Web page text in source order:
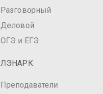
Разговорный
Деловой
ОГЭ и ЕГЭ
ЛЭНАРК
Преподаватели